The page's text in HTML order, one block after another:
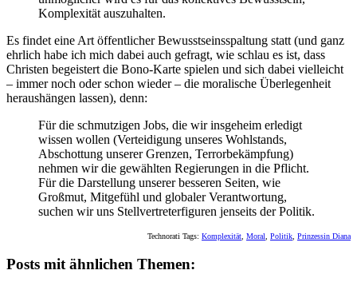
Komplexität auszuhalten.
Es findet eine Art öffentlicher Bewusstseinsspaltung statt (und ganz
ehrlich habe ich mich dabei auch gefragt, wie schlau es ist, dass
Christen begeistert die Bono-Karte spielen und sich dabei vielleicht
– immer noch oder schon wieder – die moralische Überlegenheit
heraushängen lassen), denn:
Für die schmutzigen Jobs, die wir insgeheim erledigt
wissen wollen (Verteidigung unseres Wohlstands,
Abschottung unserer Grenzen, Terrorbekämpfung)
nehmen wir die gewählten Regierungen in die Pflicht.
Für die Darstellung unserer besseren Seiten, wie
Großmut, Mitgefühl und globaler Verantwortung,
suchen wir uns Stellvertreterfiguren jenseits der Politik.
Technorati Tags: Komplexität Moral Politik Prinzessin Diana
Posts mit ähnlichen Themen: